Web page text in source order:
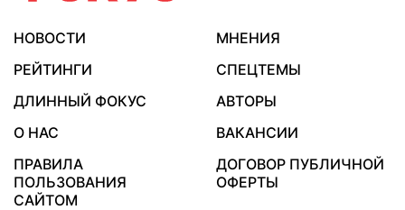
НОВОСТИ
МНЕНИЯ
РЕЙТИНГИ
СПЕЦТЕМЫ
ДЛИННЫЙ ФОКУС
АВТОРЫ
О НАС
ВАКАНСИИ
ПРАВИЛА
ПОЛЬЗОВАНИЯ
САЙТОМ
ДОГОВОР ПУБЛИЧНОЙ
ОФЕРТЫ